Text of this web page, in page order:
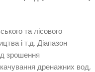
та лісового
і т.д. Діапазон
зрошення
дренажних вод,